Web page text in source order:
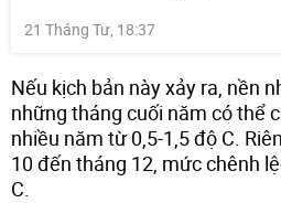
21 Tháng Tư, 18:37
Nếu kịch bản này xảy ra, nền
những tháng cuối năm có thể
nhiều năm từ 0,5-1,5 độ C.
10 đến tháng 12, mức chênh
C.